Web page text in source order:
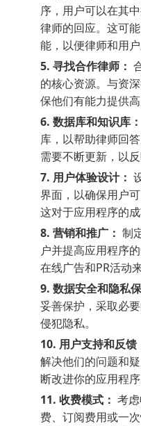
序，用户可以在其
律师的回应。这可
能，以便律师和用户
5. 寻找合作律师：
的核心资源。与资
保他们有能力提供高
6. 数据库和知识库：
库，以帮助律师回
需要不断更新，以反
7. 用户体验设计：
界面，以确保用户
这对于应用程序的成
8. 营销和推广： 制
户并提高应用程序
在线广告和PR活动
9. 数据安全和隐私
妥善保护，采取必
侵犯隐私。
10. 用户支持和反馈
解决他们的问题和
断改进你的应用程序
11. 收费模式： 考
费、订阅费用或一